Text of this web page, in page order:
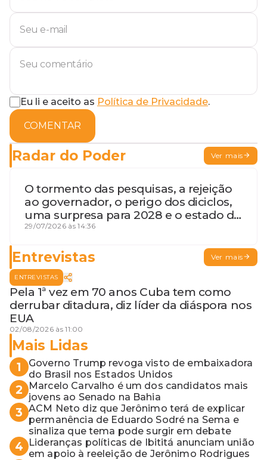
Eu li e aceito as Política de Privacidade.
COMENTAR
Radar do Poder Ver mais
O tormento das pesquisas, a rejeição
ao governador, o perigo dos diciclos,
uma surpresa para 2028 e o estado de
terceira guerra mundial
29/07/2026 às 14:36
Entrevistas Ver mais
ENTREVISTAS
Pela 1ª vez em 70 anos Cuba tem como
derrubar ditadura, diz líder da diáspora nos
EUA
02/08/2026 às 11:00
Mais Lidas
1
Governo Trump revoga visto de embaixadora
do Brasil nos Estados Unidos
2
Marcelo Carvalho é um dos candidatos mais
jovens ao Senado na Bahia
3 ACM Neto diz que Jerônimo terá de explicar
permanência de Eduardo Sodré na Sema e
sinaliza que tema pode surgir em debate
4
Lideranças políticas de Ibititá anunciam união
em apoio à reeleição de Jerônimo Rodrigues